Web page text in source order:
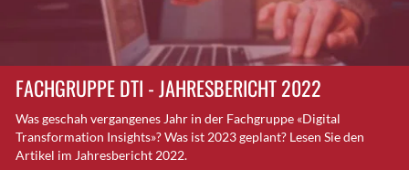
FACHGRUPPE DTI - JAHRESBERICHT 2022
Was geschah vergangenes Jahr in der Fachgruppe «Digital
Transformation Insights»? Was ist 2023 geplant? Lesen Sie den
Artikel im Jahresbericht 2022.